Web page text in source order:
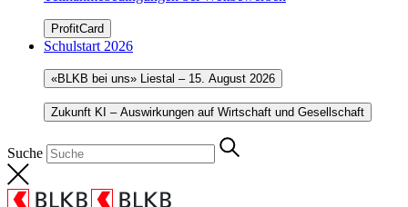
ProfitCard
Schulstart 2026
«BLKB bei uns» Liestal – 15. August 2026
Zukunft KI – Auswirkungen auf Wirtschaft und Gesellschaft
Suche